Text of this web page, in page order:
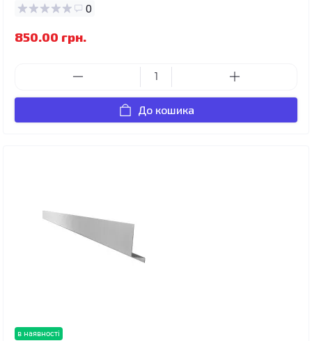
0
850.00 грн.
До кошика
в наявності